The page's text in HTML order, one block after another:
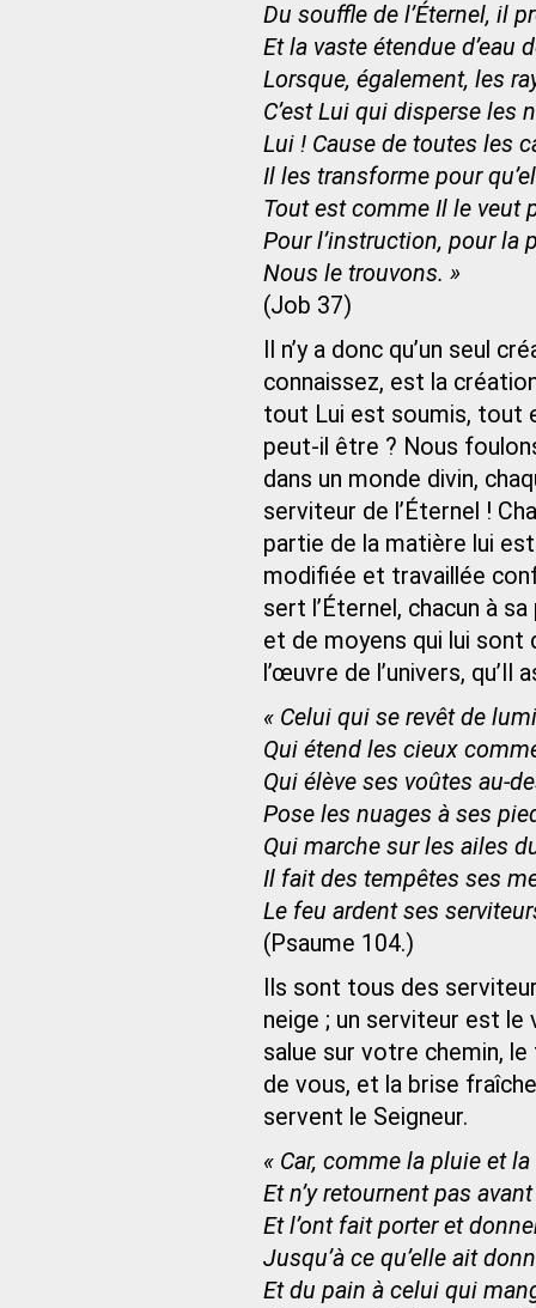
Du souffle de l’Éternel, il
Et la vaste étendue d’eau
Lorsque, également, les
C’est Lui qui disperse les
Lui ! Cause de toutes les
Il les transforme pour
Tout est comme Il le veut
Pour l’instruction, pour la
Nous le trouvons. »
(Job 37)
Il n’y a donc qu’un seul
connaissez, est la
tout Lui est soumis, tout
peut-il être ? Nous
dans un monde divin,
serviteur de l’Éternel !
partie de la matière lui
modifiée et travaillée
sert l’Éternel, chacun à
et de moyens qui lui sont
l’œuvre de l’univers,
« Celui qui se revêt de
Qui étend les cieux
Qui élève ses voûtes au-
Pose les nuages à ses
Qui marche sur les ailes
Il fait des tempêtes ses
Le feu ardent ses
(Psaume 104.)
Ils sont tous des
neige ; un serviteur est le
salue sur votre chemin,
de vous, et la brise
servent le Seigneur.
« Car, comme la pluie et
Et n’y retournent pas
Et l’ont fait porter et
Jusqu’à ce qu’elle ait
Et du pain à celui qui